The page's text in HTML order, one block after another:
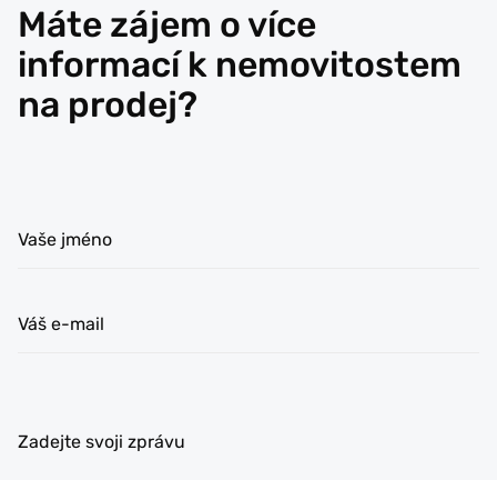
Máte zájem o více
informací k nemovitostem
na prodej?
Vaše jméno
Váš e-mail
Zadejte svoji zprávu